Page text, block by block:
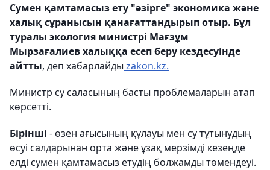
Сумен қамтамасыз ету "әзірге" экономика және
халық сұранысын қанағаттандырып отыр. Бұл
туралы экология министрі Мағзұм
Мырзағалиев халыққа есеп беру кездесуінде
айтты, деп хабарлайды zakon.kz.
Министр су саласының басты проблемаларын атап
көрсетті.
Бірінші - өзен ағысының құлауы мен су тұтынудың
өсуі салдарынан орта және ұзақ мерзімді кезеңде
елді сумен қамтамасыз етудің болжамды төмендеуі.